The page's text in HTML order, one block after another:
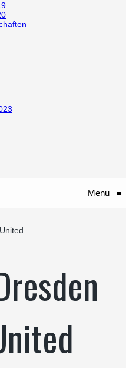
Menu ≡